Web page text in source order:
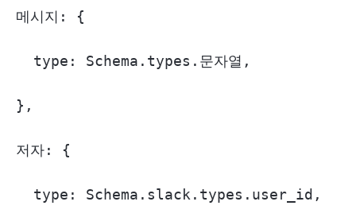
메시지: {
  type: Schema.types.문자열,
},
저자: {
  type: Schema.slack.types.user_id,